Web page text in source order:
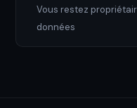
Vous restez
données